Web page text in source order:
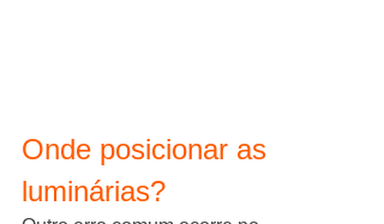
Onde posicionar as
luminárias?